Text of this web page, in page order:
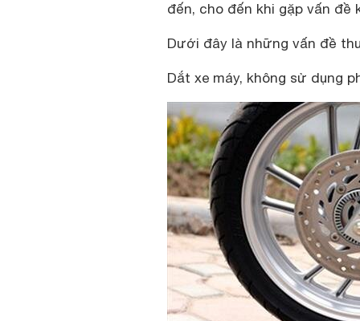
đến, cho đến khi gặp vấn đề
Dưới đây là những vấn đề
Dắt xe máy, không sử dụng